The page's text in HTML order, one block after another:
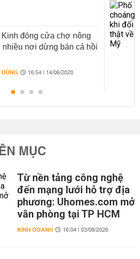
Kinh đóng cửa chợ nông
nhiều nơi dừng bán cá hồi
16:54 | 14/06/2020
MỤC
Từ nền tảng công nghệ
đến mạng lưới hỗ trợ địa
phương: Uhomes.com mở
văn phòng tại TP HCM
KINH DOANH 16:04 | 03/08/2026